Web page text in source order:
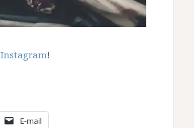
Instagram!
E-mail